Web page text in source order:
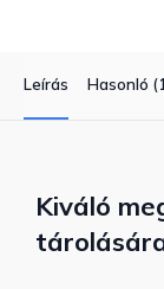
Leírás Hasonló
Kiváló